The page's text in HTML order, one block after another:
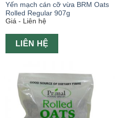
Yến mạch cán cỡ vừa BRM Oats
Rolled Regular 907g
Giá - Liên hệ
LIÊN HỆ